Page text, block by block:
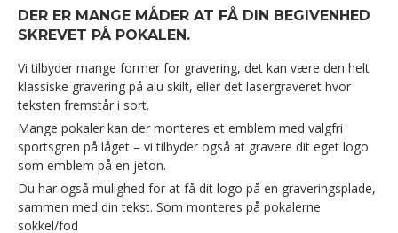
DER ER MANGE MÅDER AT FÅ DIN BEGIVENHED
SKREVET PÅ POKALEN.
Vi tilbyder mange former for gravering, det kan være den helt
klassiske gravering på alu skilt, eller det lasergraveret hvor
teksten fremstår i sort.
Mange pokaler kan der monteres et emblem med valgfri
sportsgren på låget – vi tilbyder også at gravere dit eget logo
som emblem på en jeton.
Du har også mulighed for at få dit logo på en graveringsplade,
sammen med din tekst. Som monteres på pokalerne
sokkel/fod